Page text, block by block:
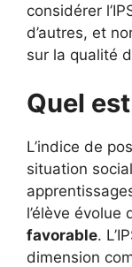
considérer
d’autres, et
sur la qualité
Quel
L’indice de
situation
l’élève évolue
favorable.
dimension